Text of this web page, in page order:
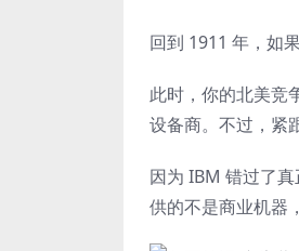
回到 1911 年，如
此时，你的北美竞
设备商。不过，紧
因为 IBM 错过了
供的不是商业机器